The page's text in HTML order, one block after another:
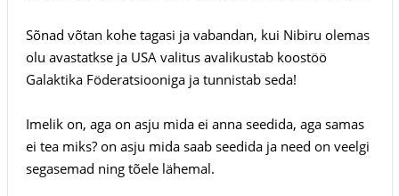
Sõnad võtan kohe tagasi ja vabandan, kui Nibiru olemas
olu avastatkse ja USA valitus avalikustab koostöö
Galaktika Föderatsiooniga ja tunnistab seda!
Imelik on, aga on asju mida ei anna seedida, aga samas
ei tea miks? on asju mida saab seedida ja need on veelgi
segasemad ning tõele lähemal.